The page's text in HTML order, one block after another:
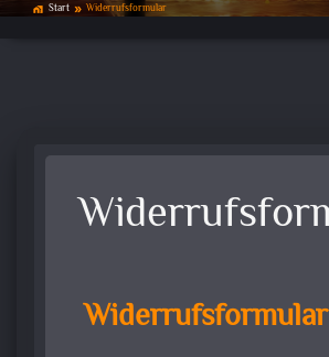
home_work Start double_arrow Widerrufsformular
Widerrufsformular